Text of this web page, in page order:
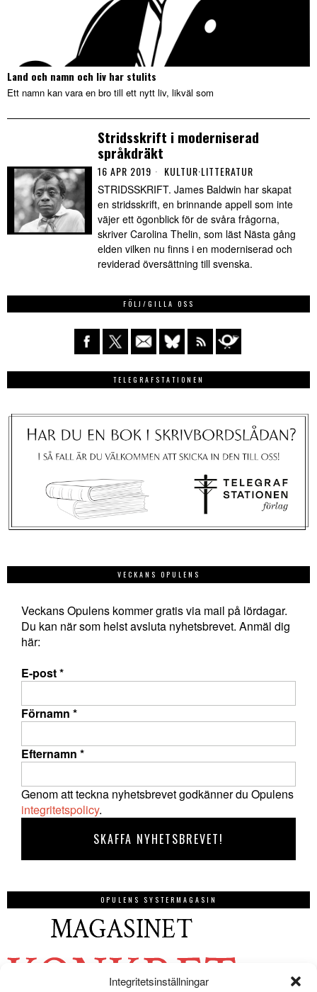
Integritetsinställningar
Land och namn och liv har stulits
Ett namn kan vara en bro till ett nytt liv, likväl som
Stridsskrift i moderniserad
språkdräkt
16 APR 2019 KULTUR·LITTERATUR
STRIDSSKRIFT. James Baldwin har skapat
en stridsskrift, en brinnande appell som inte
väjer ett ögonblick för de svåra frågorna,
skriver Carolina Thelin, som läst Nästa gång
elden vilken nu finns i en moderniserad och
reviderad översättning till svenska.
FÖLJ/GILLA OSS
TELEGRAFSTATIONEN
VECKANS OPULENS
Veckans Opulens kommer gratis via mail på lördagar.
Du kan när som helst avsluta nyhetsbrevet. Anmäl dig
här:
E-post*
Förnamn *
Efternamn *
Genom att teckna nyhetsbrevet godkänner du Opulens
integritetspolicy.
OPULENS SYSTERMAGASIN